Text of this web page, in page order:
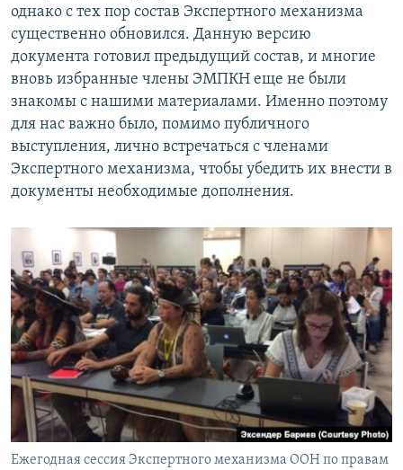
однако с тех пор состав Экспертного механизма
существенно обновился. Данную версию
документа готовил предыдущий состав, и многие
вновь избранные члены ЭМПКН еще не были
знакомы с нашими материалами. Именно поэтому
для нас важно было, помимо публичного
выступления, лично встречаться с членами
Экспертного механизма, чтобы убедить их внести в
документы необходимые дополнения.
Ежегодная сессия Экспертного механизма ООН по правам